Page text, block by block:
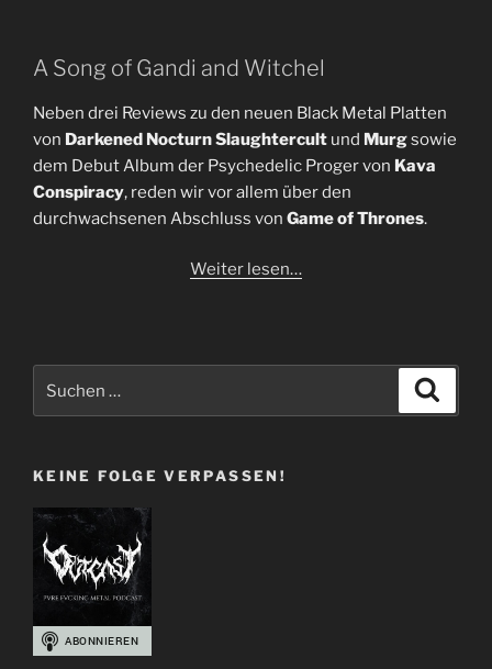
A Song of Gandi and Witchel
Neben drei Reviews zu den neuen Black Metal Platten
von Darkened Nocturn Slaughtercult und Murgsowie
dem Debut Album der Psychedelic Proger von Kava
Conspiracy, reden wir vor allem über den
durchwachsenen Abschluss von Game of Thrones.
Weiter lesen…
KEINE FOLGE VERPASSEN!